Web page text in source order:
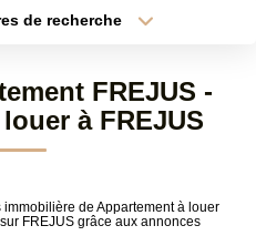
de recherche
Surface min
FREJUS -
à FREJUS
de Appartement à louer
FREJUS grâce aux annonces